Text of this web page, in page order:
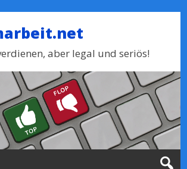
aber legal und seriös!